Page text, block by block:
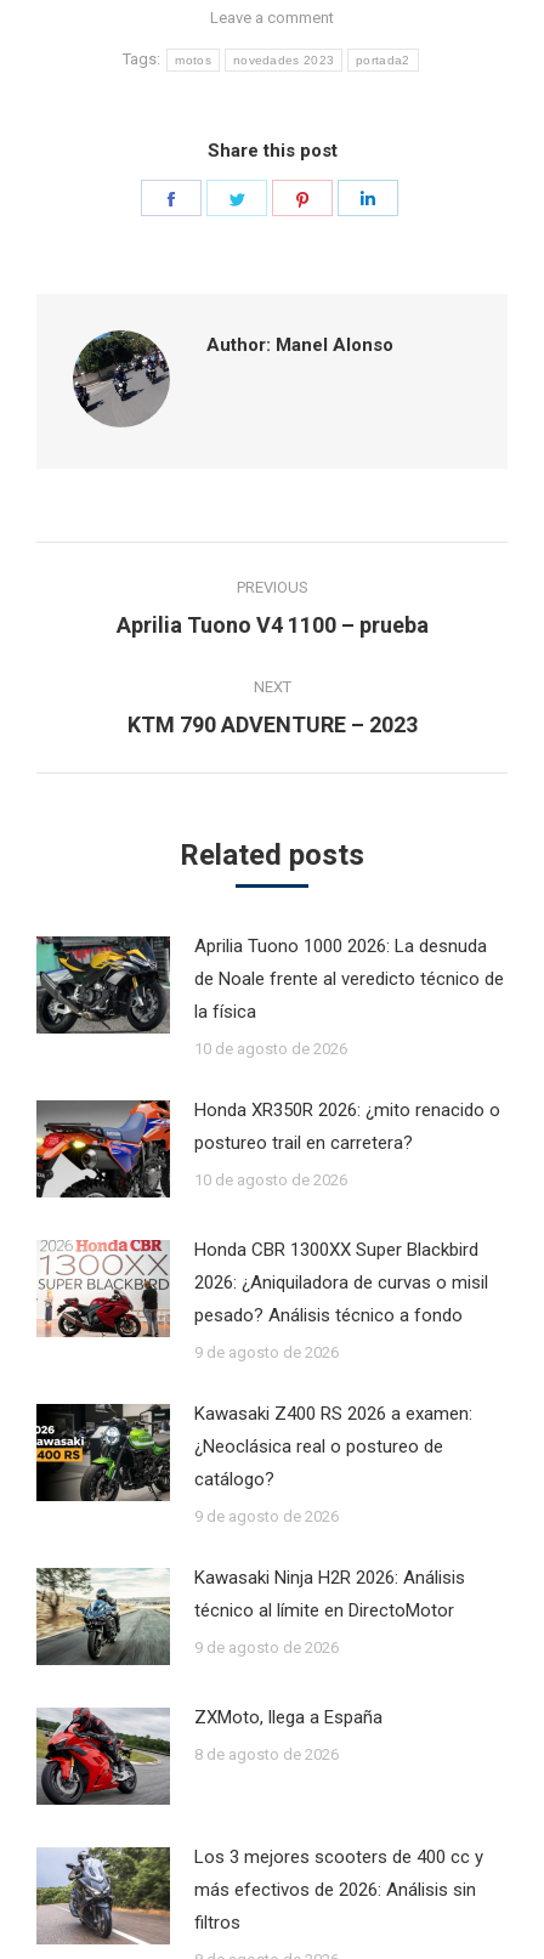
Leave a comment
Tags: motos novedades 2023 portada2
Share this post
Author: Manel Alonso
navigation
PREVIOUS
Previous
Aprilia Tuono V4 1100 – prueba
NEXT
Next
KTM 790 ADVENTURE – 2023
Related posts
Aprilia Tuono 1000 2026: La desnuda
de Noale frente al veredicto técnico de
la física
10 de agosto de 2026
Honda XR350R 2026: ¿mito renacido o
postureo trail en carretera?
10 de agosto de 2026
Honda CBR 1300XX Super Blackbird
2026: ¿Aniquiladora de curvas o misil
pesado? Análisis técnico a fondo
9 de agosto de 2026
Kawasaki Z400 RS 2026 a examen:
¿Neoclásica real o postureo de
catálogo?
9 de agosto de 2026
Kawasaki Ninja H2R 2026: Análisis
técnico al límite en DirectoMotor
9 de agosto de 2026
ZXMoto, llega a España
8 de agosto de 2026
Los 3 mejores scooters de 400 cc y
más efectivos de 2026: Análisis sin
filtros